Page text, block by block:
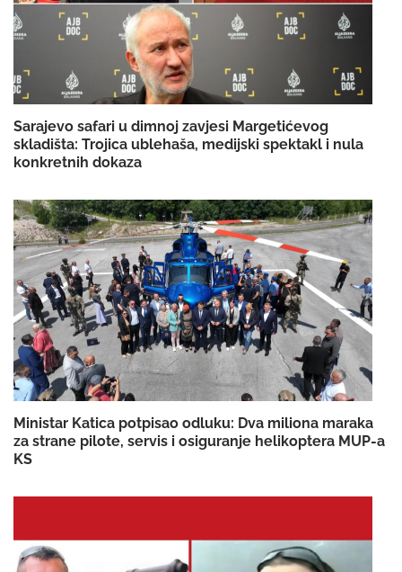
Sarajevo safari u dimnoj zavjesi Margetićevog
skladišta: Trojica ublehaša, medijski spektakl i nula
konkretnih dokaza
Ministar Katica potpisao odluku: Dva miliona maraka
za strane pilote, servis i osiguranje helikoptera MUP-a
KS